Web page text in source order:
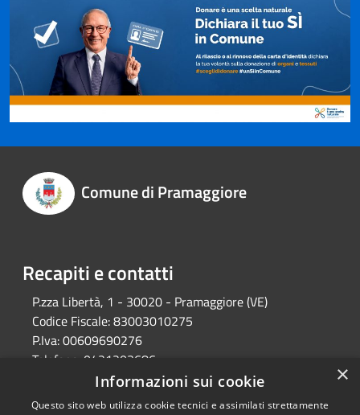
Comune di Pramaggiore
Recapiti e contatti
P.zza Libertà, 1 - 30020 - Pramaggiore (VE)
Codice Fiscale:83003010275
P.Iva:00609690276
Telefono: 0421203686
protocollo@comune.pramaggiore.ve.it
Pec:
protocollo.comune.pramaggiore.ve@pecveneto.it
×
Informazioni sui cookie
Questo sito web utilizza cookie tecnici e assimilati strettamente